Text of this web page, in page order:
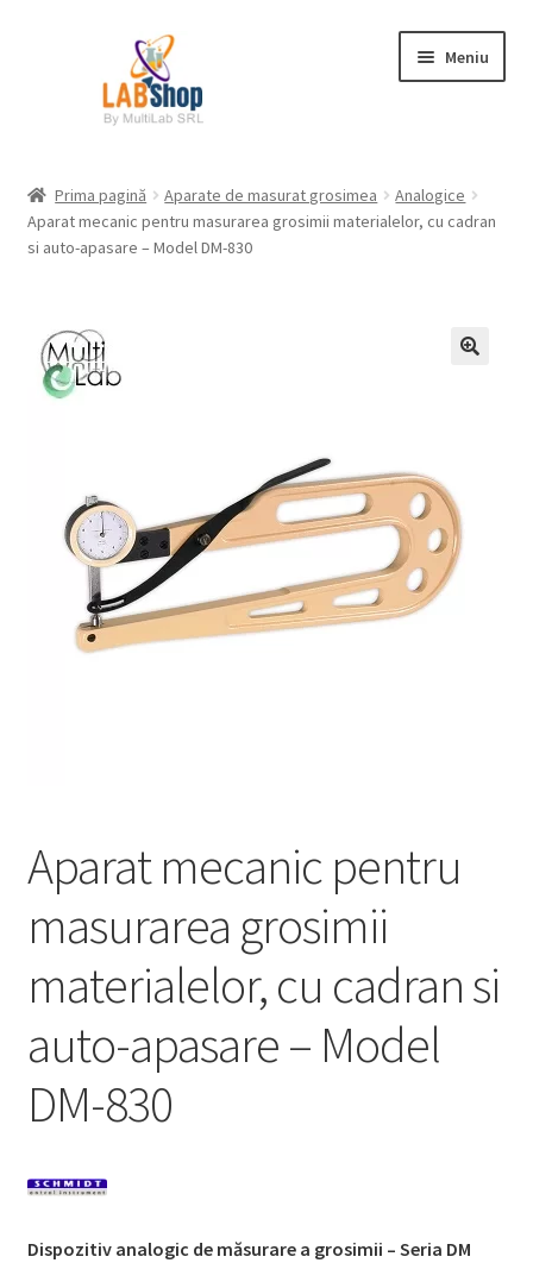
Meniu
Contul meu
Plată
Service
Contact
Prima pagină Aparate de masurat grosimea
Analogice
Aparat mecanic pentru masurarea grosimii materialelor, cu cadran
si auto-apasare – Model DM-830
Aparat mecanic pentru
masurarea grosimii
materialelor, cu cadran si
auto-apasare – Model
DM-830
Dispozitiv analogic de măsurare a grosimii – Seria DM